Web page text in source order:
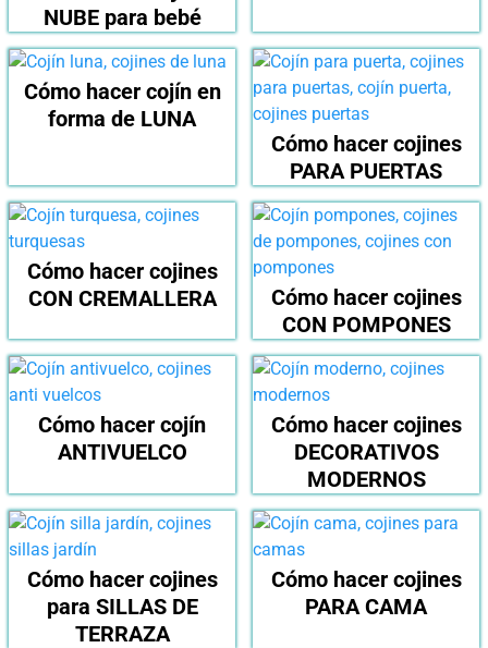
NUBE para bebé
Cómo hacer cojín en
forma de LUNA
Cómo hacer cojines
PARA PUERTAS
Cómo hacer cojines
CON CREMALLERA
Cómo hacer cojines
CON POMPONES
Cómo hacer cojín
ANTIVUELCO
Cómo hacer cojines
DECORATIVOS
MODERNOS
Cómo hacer cojines
para SILLAS DE
TERRAZA
Cómo hacer cojines
PARA CAMA